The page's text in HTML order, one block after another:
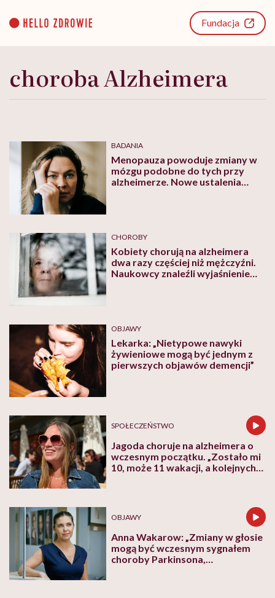
content
Fundacja
choroba Alzheimera
BADANIA
Menopauza powoduje zmiany w
mózgu podobne do tych przy
alzheimerze. Nowe ustalenia
CHOROBY
Kobiety chorują na alzheimera
dwa razy częściej niż mężczyźni.
Naukowcy znaleźli wyjaśnienie
OBJAWY
Lekarka: „Nietypowe nawyki
żywieniowe mogą być jednym z
pierwszych objawów demencji”
SPOŁECZEŃSTWO
Jagoda choruje na alzheimera o
wczesnym początku. „Zostało mi
10, może 11 wakacji, a kolejnych
OBJAWY
Anna Wakarow: „Zmiany w głosie
mogą być wczesnym sygnałem
choroby Parkinsona,